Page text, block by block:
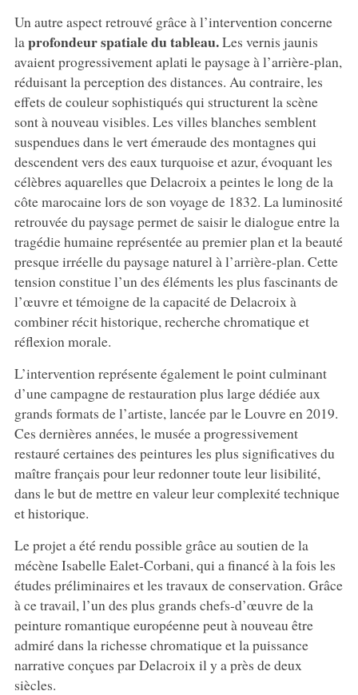
Un autre aspect retrouvé grâce à l’intervention concerne
laprofondeur spatiale du tableau.Les vernis jaunis
avaient progressivement aplati le paysage à l’arrière-plan,
réduisant la perception des distances. Au contraire, les
effets de couleur sophistiqués qui structurent la scène
sont à nouveau visibles. Les villes blanches semblent
suspendues dans le vert émeraude des montagnes qui
descendent vers des eaux turquoise et azur, évoquant les
célèbres aquarelles que Delacroix a peintes le long de la
côte marocaine lors de son voyage de 1832. La luminosité
retrouvée du paysage permet de saisir le dialogue entre la
tragédie humaine représentée au premier plan et la beauté
presque irréelle du paysage naturel à l’arrière-plan. Cette
tension constitue l’un des éléments les plus fascinants de
l’œuvre et témoigne de la capacité de Delacroix à
combiner récit historique, recherche chromatique et
réflexion morale.
L’intervention représente également le point culminant
d’une campagne de restauration plus large dédiée aux
grands formats de l’artiste, lancée par le Louvre en 2019.
Ces dernières années, le musée a progressivement
restauré certaines des peintures les plus significatives du
maître français pour leur redonner toute leur lisibilité,
dans le but de mettre en valeur leur complexité technique
et historique.
Le projet a été rendu possible grâce au soutien de la
mécène Isabelle Ealet-Corbani, qui a financé à la fois les
études préliminaires et les travaux de conservation. Grâce
à ce travail, l’un des plus grands chefs-d’œuvre de la
peinture romantique européenne peut à nouveau être
admiré dans la richesse chromatique et la puissance
narrative conçues par Delacroix il y a près de deux
siècles.